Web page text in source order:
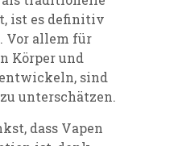
ist es definitiv
Vor allem für
Körper und
sind
unterschätzen.
dass Vapen